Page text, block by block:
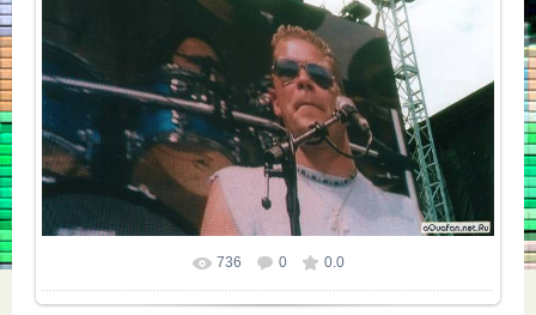
Размер фотографии: 884x592
736 0 0.0